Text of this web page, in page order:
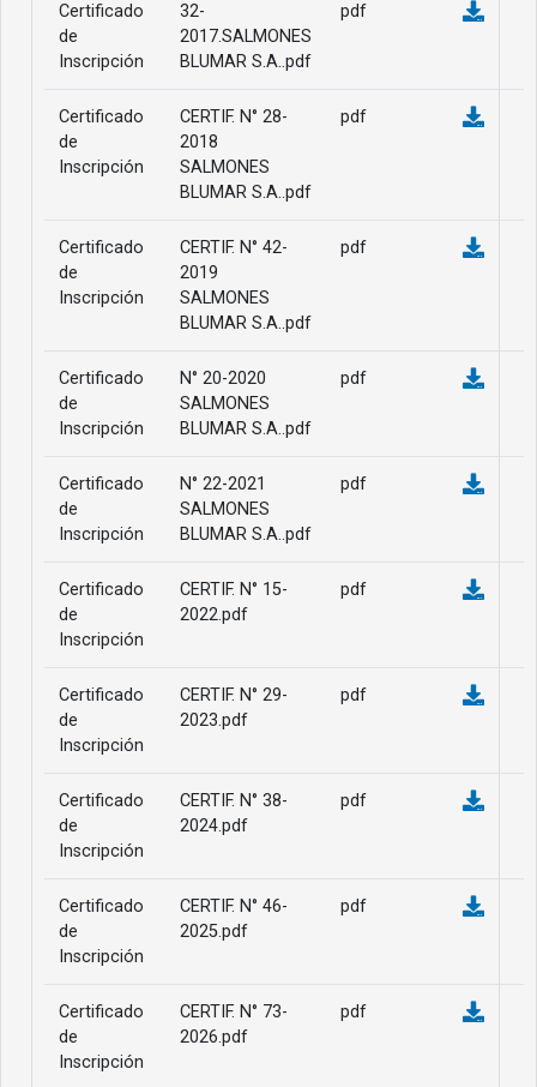
Certificado
de
Inscripción
32-
2017.SALMONES
BLUMAR S.A..pdf
pdf
Certificado
de
Inscripción
CERTIF. N° 28-
2018
SALMONES
BLUMAR S.A..pdf
pdf
Certificado
de
Inscripción
CERTIF. N° 42-
2019
SALMONES
BLUMAR S.A..pdf
pdf
Certificado
de
Inscripción
N° 20-2020
SALMONES
BLUMAR S.A..pdf
pdf
Certificado
de
Inscripción
N° 22-2021
SALMONES
BLUMAR S.A..pdf
pdf
Certificado
de
Inscripción
CERTIF. N° 15-
2022.pdf
pdf
Certificado
de
Inscripción
CERTIF. N° 29-
2023.pdf
pdf
Certificado
de
Inscripción
CERTIF. N° 38-
2024.pdf
pdf
Certificado
de
Inscripción
CERTIF. N° 46-
2025.pdf
pdf
Certificado
de
Inscripción
CERTIF. N° 73-
2026.pdf
pdf